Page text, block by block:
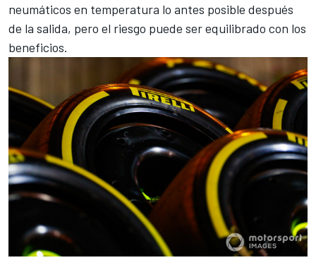
neumáticos en temperatura lo antes posible después
de la salida, pero el riesgo puede ser equilibrado con los
beneficios.